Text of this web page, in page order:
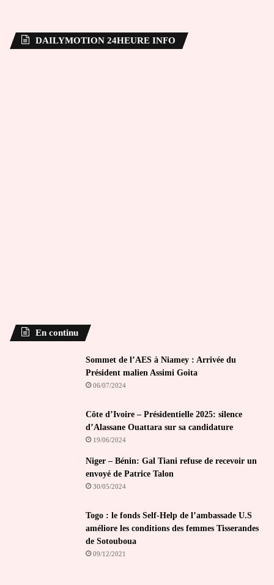
DAILYMOTION 24HEURE INFO
En continu
Sommet de l’AES à Niamey : Arrivée du
Président malien Assimi Goita
06/07/2024
Côte d’Ivoire – Présidentielle 2025: silence
d’Alassane Ouattara sur sa candidature
19/06/2024
Niger – Bénin: Gal Tiani refuse de recevoir un
envoyé de Patrice Talon
30/05/2024
Togo : le fonds Self-Help de l’ambassade U.S
améliore les conditions des femmes Tisserandes
de Sotouboua
09/12/2021